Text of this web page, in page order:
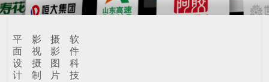
平
面
设
计
影
视
摄
制
摄
影
图
片
软
件
科
技